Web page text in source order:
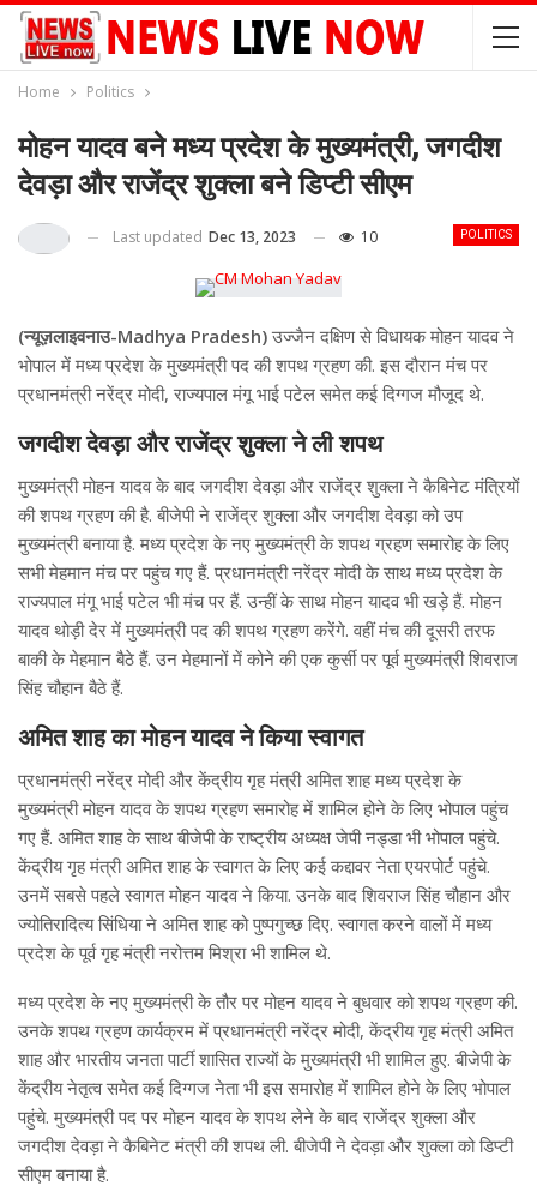
Home Politics
मोहन यादव बने मध्य प्रदेश के मुख्यमंत्री, जगदीश
देवड़ा और राजेंद्र शुक्ला बने डिप्टी सीएम
POLITICS
Last updated Dec 13, 2023 10
(न्यूज़लाइवनाउ-Madhya Pradesh)उज्जैन दक्षिण से विधायक मोहन यादव ने
भोपाल में मध्य प्रदेश के मुख्यमंत्री पद की शपथ ग्रहण की. इस दौरान मंच पर
प्रधानमंत्री नरेंद्र मोदी, राज्यपाल मंगू भाई पटेल समेत कई दिग्गज मौजूद थे.
जगदीश देवड़ा और राजेंद्र शुक्ला ने ली शपथ
मुख्यमंत्री मोहन यादव के बाद जगदीश देवड़ा और राजेंद्र शुक्ला ने कैबिनेट मंत्रियों
की शपथ ग्रहण की है. बीजेपी ने राजेंद्र शुक्ला और जगदीश देवड़ा को उप
मुख्यमंत्री बनाया है. मध्य प्रदेश के नए मुख्यमंत्री के शपथ ग्रहण समारोह के लिए
सभी मेहमान मंच पर पहुंच गए हैं. प्रधानमंत्री नरेंद्र मोदी के साथ मध्य प्रदेश के
राज्यपाल मंगू भाई पटेल भी मंच पर हैं. उन्हीं के साथ मोहन यादव भी खड़े हैं. मोहन
यादव थोड़ी देर में मुख्यमंत्री पद की शपथ ग्रहण करेंगे. वहीं मंच की दूसरी तरफ
बाकी के मेहमान बैठे हैं. उन मेहमानों में कोने की एक कुर्सी पर पूर्व मुख्यमंत्री शिवराज
सिंह चौहान बैठे हैं.
अमित शाह का मोहन यादव ने किया स्वागत
प्रधानमंत्री नरेंद्र मोदी और केंद्रीय गृह मंत्री अमित शाह मध्य प्रदेश के
मुख्यमंत्री मोहन यादव के शपथ ग्रहण समारोह में शामिल होने के लिए भोपाल पहुंच
गए हैं. अमित शाह के साथ बीजेपी के राष्ट्रीय अध्यक्ष जेपी नड्डा भी भोपाल पहुंचे.
केंद्रीय गृह मंत्री अमित शाह के स्वागत के लिए कई कद्दावर नेता एयरपोर्ट पहुंचे.
उनमें सबसे पहले स्वागत मोहन यादव ने किया. उनके बाद शिवराज सिंह चौहान और
ज्योतिरादित्य सिंधिया ने अमित शाह को पुष्पगुच्छ दिए. स्वागत करने वालों में मध्य
प्रदेश के पूर्व गृह मंत्री नरोत्तम मिश्रा भी शामिल थे.
मध्य प्रदेश के नए मुख्यमंत्री के तौर पर मोहन यादव ने बुधवार को शपथ ग्रहण की.
उनके शपथ ग्रहण कार्यक्रम में प्रधानमंत्री नरेंद्र मोदी, केंद्रीय गृह मंत्री अमित
शाह और भारतीय जनता पार्टी शासित राज्यों के मुख्यमंत्री भी शामिल हुए. बीजेपी के
केंद्रीय नेतृत्व समेत कई दिग्गज नेता भी इस समारोह में शामिल होने के लिए भोपाल
पहुंचे. मुख्यमंत्री पद पर मोहन यादव के शपथ लेने के बाद राजेंद्र शुक्ला और
जगदीश देवड़ा ने कैबिनेट मंत्री की शपथ ली. बीजेपी ने देवड़ा और शुक्ला को डिप्टी
सीएम बनाया है.